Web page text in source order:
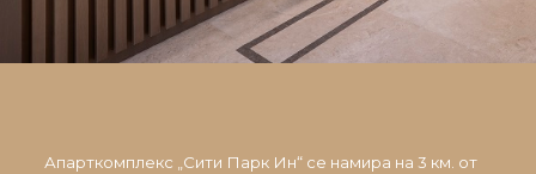
Апарткомплекс „Сити Парк Ин“ се намира на 3 км. от